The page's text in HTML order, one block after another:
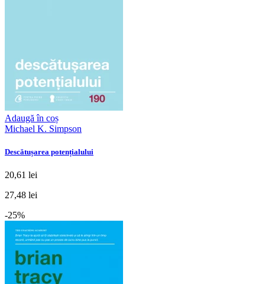
Adaugă în coș
Michael K. Simpson
Descătușarea potențialului
20,61 lei
27,48 lei
-25%